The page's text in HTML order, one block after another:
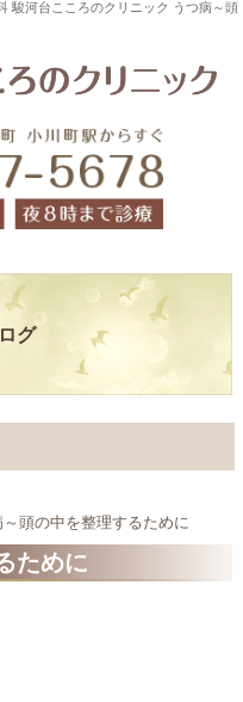
駿河台こころのクリニック うつ病～頭
グ
～頭の中を整理するために
ために